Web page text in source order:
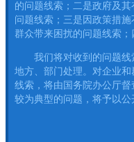
的问题线索；二是政府及
问题线索；三是因政策措
群众带来困扰的问题线索；
我们将对收到的问题线
地方、部门处理。对企业
线索，将由国务院办公厅督
较为典型的问题，将予以公